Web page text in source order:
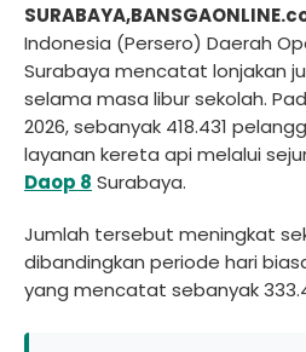
Indonesia (Persero) Daerah
Surabaya mencatat lonjakan
selama masa libur sekolah.
2026, sebanyak 418.431
layanan kereta api melalui
Daop 8 Surabaya.
Jumlah tersebut meningkat
dibandingkan periode hari
yang mencatat sebanyak